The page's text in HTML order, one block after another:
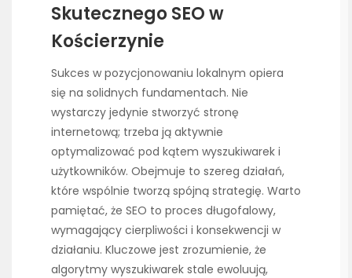
Skutecznego SEO w
Kościerzynie
Sukces w pozycjonowaniu lokalnym opiera
się na solidnych fundamentach. Nie
wystarczy jedynie stworzyć stronę
internetową; trzeba ją aktywnie
optymalizować pod kątem wyszukiwarek i
użytkowników. Obejmuje to szereg działań,
które wspólnie tworzą spójną strategię. Warto
pamiętać, że SEO to proces długofalowy,
wymagający cierpliwości i konsekwencji w
działaniu. Kluczowe jest zrozumienie, że
algorytmy wyszukiwarek stale ewoluują,